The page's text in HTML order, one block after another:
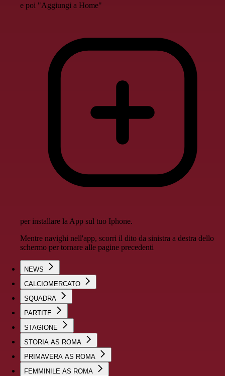
e poi "Aggiungi a Home"
per installare la App sul tuo Iphone.
Mentre navighi nell'app, scorri il dito da sinistra a destra dello
schermo per tornare alle pagine precedenti
NEWS
CALCIOMERCATO
SQUADRA
PARTITE
STAGIONE
STORIA AS ROMA
PRIMAVERA AS ROMA
FEMMINILE AS ROMA